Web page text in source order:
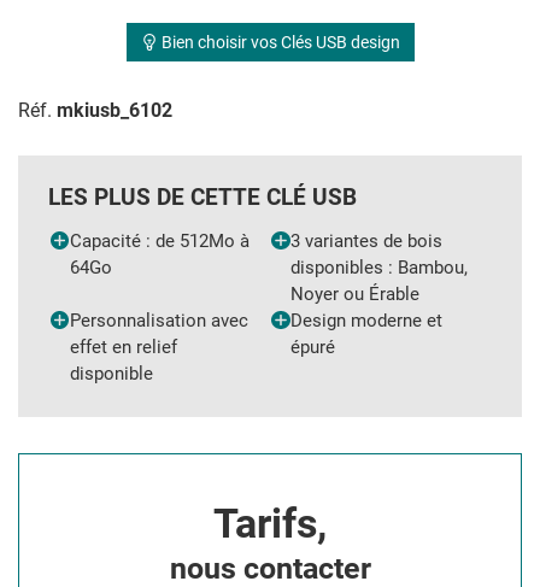
Bien choisir vos Clés USB design
Réf. mkiusb_6102
LES PLUS DE CETTE CLÉ USB
Capacité : de 512Mo à
64Go
3 variantes de bois
disponibles : Bambou,
Noyer ou Érable
Personnalisation avec
effet en relief
disponible
Design moderne et
épuré
Tarifs,
nous contacter